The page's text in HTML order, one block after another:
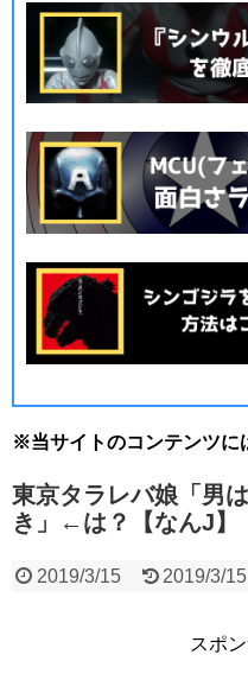
※当サイトのコンテンツに
東京タラレバ娘「男
き」←は？【なんJ】
2019/3/15 2019/3/15
スポ